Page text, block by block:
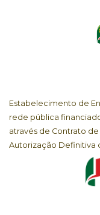
Estabelecimento de
rede pública
através de Contrato
Autorização Definitiva